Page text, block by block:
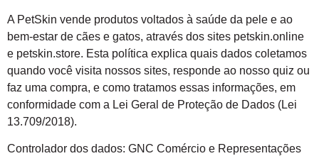
A PetSkin vende produtos voltados à saúde da pele e ao
bem-estar de cães e gatos, através dos sites petskin.online
e petskin.store. Esta política explica quais dados coletamos
quando você visita nossos sites, responde ao nosso quiz ou
faz uma compra, e como tratamos essas informações, em
conformidade com a Lei Geral de Proteção de Dados (Lei
13.709/2018).
Controlador dos dados: GNC Comércio e Representações